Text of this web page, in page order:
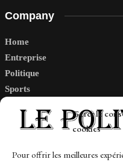
Gérer le
cookies
Pour offrir les meilleures
Company
Home
Entreprise
Politique
Sports